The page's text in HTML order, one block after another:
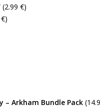
(2.99 €)
– Arkham Bundle Pack